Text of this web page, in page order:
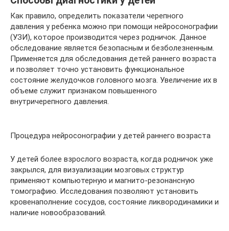
Как правило, определить показатели черепного
давления у ребенка можно при помощи нейросонографии
(УЗИ), которое производится через родничок. Данное
обследование является безопасным и безболезненным.
Применяется для обследования детей раннего возраста
и позволяет точно установить функциональное
состояние желудочков головного мозга. Увеличение их в
объеме служит признаком повышенного
внутричерепного давления.
Процедура нейросонографии у детей раннего возраста
У детей более взрослого возраста, когда родничок уже
закрылся, для визуализации мозговых структур
применяют компьютерную и магнито-резонансную
томографию. Исследования позволяют установить
кровенаполнение сосудов, состояние ликвородинамики и
наличие новообразований.